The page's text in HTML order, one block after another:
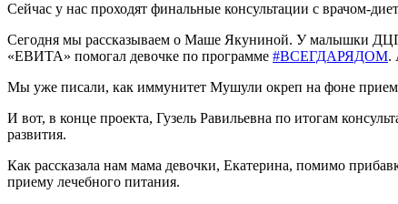
Сейчас у нас проходят финальные консультации с врачом-
Сегодня мы рассказываем о Маше Якуниной. У малышки ДЦП,
«ЕВИТА» помогал девочке по программе #ВСЕГДАРЯДОМ.
Мы уже писали, как иммунитет Мушули окреп на фоне
И вот, в конце проекта, Гузель Равильевна по итогам
развития.
Как рассказала нам мама девочки, Екатерина, помимо
приему лечебного питания.